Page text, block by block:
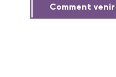
Comment venir